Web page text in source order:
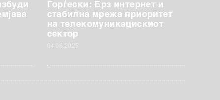
Ѓорѓески: Брз интернет и
стабилна мрежа приоритет
на телекомуникацискиот
сектор